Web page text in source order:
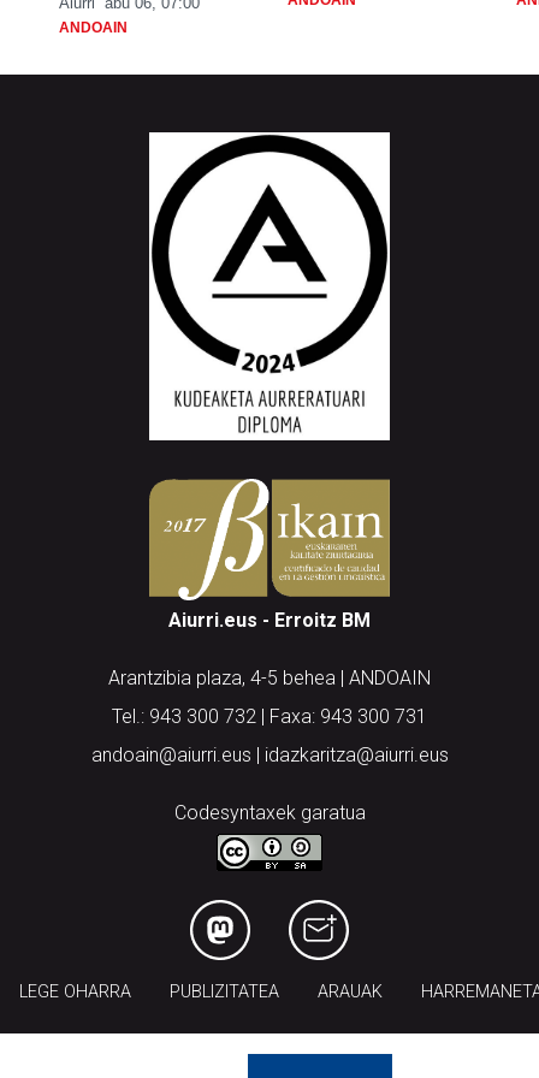
ANDOAIN
Aiurri.eus - Erroitz BM
Arantzibia plaza, 4-5 behea | ANDOAIN
Tel.: 943 300 732 | Faxa: 943 300 731
andoain@aiurri.eus | idazkaritza@aiurri.eus
Codesyntaxek garatua
LEGE OHARRA PUBLIZITATEA ARAUAK